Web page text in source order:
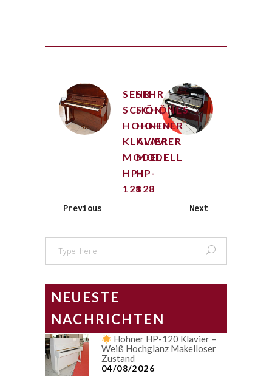
SEHR
SCHÖNES
HOHNER
KLAVIER
MODELL
HP-
128
Previous
SEHR
SCHÖNES
HOHNER
KLAVIER
MODELL
HP-
128
Next
NEUESTE
NACHRICHTEN
Hohner HP-120 Klavier –
Weiß Hochglanz Makelloser
Zustand
04/08/2026